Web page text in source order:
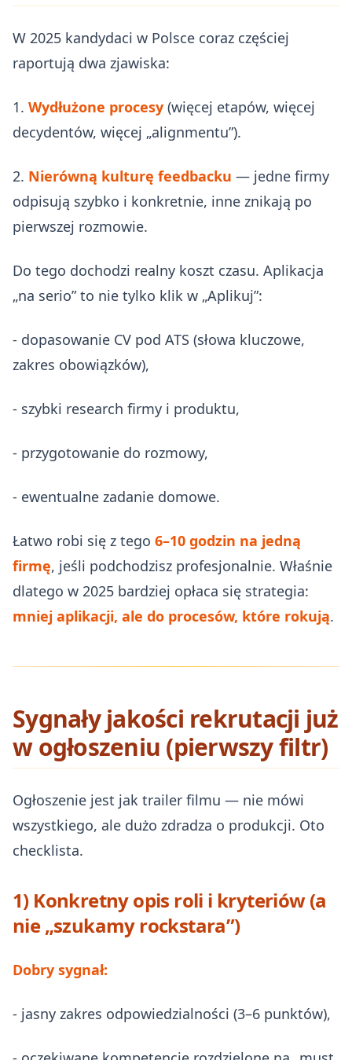
W 2025 kandydaci w Polsce coraz częściej
raportują dwa zjawiska:
1. Wydłużone procesy (więcej etapów, więcej
decydentów, więcej „alignmentu”).
2. Nierówną kulturę feedbacku — jedne firmy
odpisują szybko i konkretnie, inne znikają po
pierwszej rozmowie.
Do tego dochodzi realny koszt czasu. Aplikacja
„na serio” to nie tylko klik w „Aplikuj”:
- dopasowanie CV pod ATS (słowa kluczowe,
zakres obowiązków),
- szybki research firmy i produktu,
- przygotowanie do rozmowy,
- ewentualne zadanie domowe.
Łatwo robi się z tego 6–10 godzin na jedną
firmę, jeśli podchodzisz profesjonalnie. Właśnie
dlatego w 2025 bardziej opłaca się strategia:
mniej aplikacji, ale do procesów, które rokują.
Sygnały jakości rekrutacji już
w ogłoszeniu (pierwszy filtr)
Ogłoszenie jest jak trailer filmu — nie mówi
wszystkiego, ale dużo zdradza o produkcji. Oto
checklista.
1) Konkretny opis roli i kryteriów (a
nie „szukamy rockstara”)
Dobry sygnał:
- jasny zakres odpowiedzialności (3–6 punktów),